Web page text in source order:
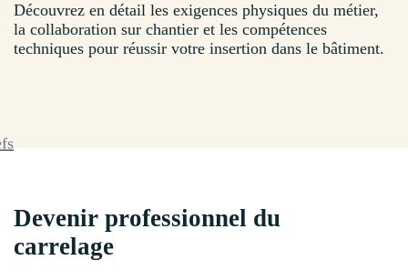
Découvrez en détail les exigences physiques du métier,
la collaboration sur chantier et les compétences
techniques pour réussir votre insertion dans le bâtiment.
Devenir professionnel du
carrelage